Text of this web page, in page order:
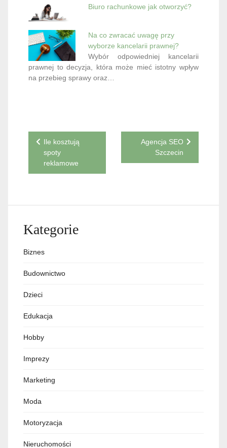
Biuro rachunkowe jak otworzyć?
Na co zwracać uwagę przy
wyborze kancelarii prawnej?
Wybór odpowiedniej kancelarii
prawnej to decyzja, która może mieć istotny wpływ
na przebieg sprawy oraz…
Nawigacja
wpisu
Ile kosztują
spoty
reklamowe
Agencja SEO
Szczecin
Kategorie
Biznes
Budownictwo
Dzieci
Edukacja
Hobby
Imprezy
Marketing
Moda
Motoryzacja
Nieruchomości